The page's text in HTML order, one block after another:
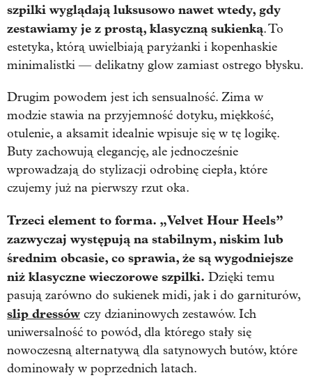
szpilki wyglądają luksusowo nawet wtedy, gdy
zestawiamy je z prostą, klasyczną sukienką. To
estetyka, którą uwielbiają paryżanki i kopenhaskie
minimalistki — delikatny glow zamiast ostrego błysku.
Drugim powodem jest ich sensualność. Zima w
modzie stawia na przyjemność dotyku, miękkość,
otulenie, a aksamit idealnie wpisuje się w tę logikę.
Buty zachowują elegancję, ale jednocześnie
wprowadzają do stylizacji odrobinę ciepła, które
czujemy już na pierwszy rzut oka.
Trzeci element to forma. „Velvet Hour Heels”
zazwyczaj występują na stabilnym, niskim lub
średnim obcasie, co sprawia, że są wygodniejsze
niż klasyczne wieczorowe szpilki. Dzięki temu
pasują zarówno do sukienek midi, jak i do garniturów,
slip dressów czy dzianinowych zestawów. Ich
uniwersalność to powód, dla którego stały się
nowoczesną alternatywą dla satynowych butów, które
dominowały w poprzednich latach.